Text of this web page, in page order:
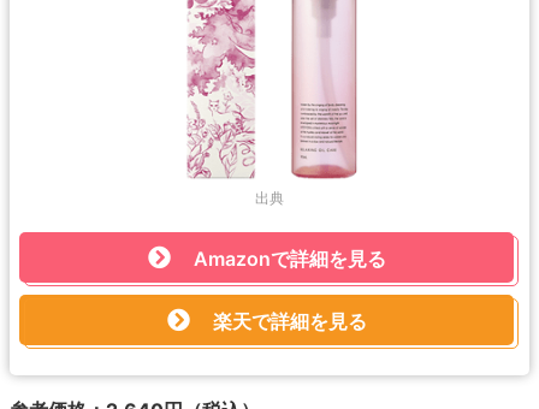
出典
Amazonで詳細を見る
楽天で詳細を見る